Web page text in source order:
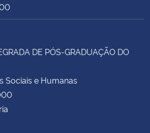
DE PÓS-GRADUAÇÃO DO
Sociais e Humanas